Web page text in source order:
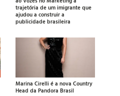
trajetória de um imigrante que
ajudou a construir a
publicidade brasileira
Marina Cirelli é a nova Country
Head da Pandora Brasil